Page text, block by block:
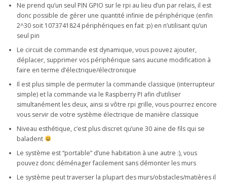
Ne prend qu’un seul PIN GPIO sur le rpi au lieu d’un par relais, il est
donc possible de gérer une quantité infinie de périphérique (enfin
2^30 soit 1073741824 périphériques en fait :p) en n’utilisant qu’un
seul pin
Le circuit de commande est dynamique, vous pouvez ajouter,
déplacer, supprimer vos périphérique sans aucune modification à
faire en terme d’électrique/électronique
Il est plus simple de permuter la commande classique (interrupteur
simple) et la commande via le Raspberry PI afin d’utiliser
simultanément les deux, ainsi si vôtre rpi grille, vous pourrez encore
vous servir de votre système électrique de manière classique
Niveau esthétique, c’est plus discret qu’une 30 aine de fils qui se
baladent
Le système est “portable” d’une habitation à une autre :), vous
pouvez donc déménager facilement sans démonter les murs
Le système peut traverser la plupart des murs/obstacles/matières il